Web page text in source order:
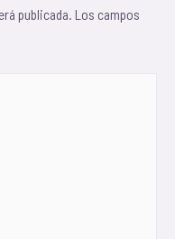
publicada. Los campos